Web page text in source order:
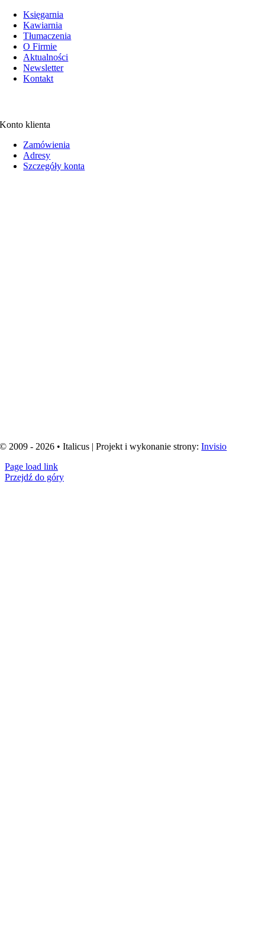
Księgarnia
Kawiarnia
Tłumaczenia
O Firmie
Aktualności
Newsletter
Kontakt
Konto klienta
Zamówienia
Adresy
Szczegóły konta
© 2009 - 2026 • Italicus | Projekt i wykonanie strony:Invisio
Page load link
Przejdź do góry